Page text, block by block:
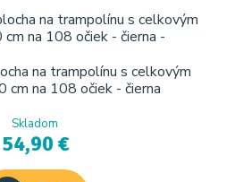
na trampolínu s celkovým
cm na 108 očiek - čierna
Skladom
54,90 €